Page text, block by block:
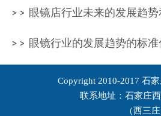
眼镜店行业未来的发展趋
眼镜行业的发展趋势的标准
Copyright 2010-2017 石
联系地址：石家庄
（西三